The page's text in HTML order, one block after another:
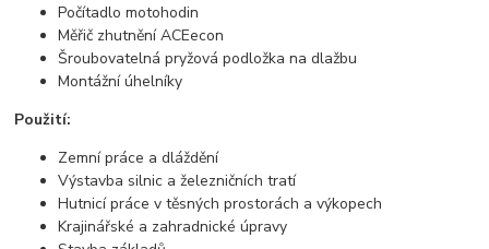
Počítadlo motohodin
Měřič zhutnění ACEecon
Šroubovatelná pryžová podložka na dlažbu
Montážní úhelníky
Použití:
Zemní práce a dláždění
Výstavba silnic a železničních tratí
Hutnicí práce v těsných prostorách a výkopech
Krajinářské a zahradnické úpravy